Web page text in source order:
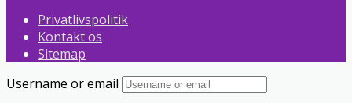
Privatlivspolitik
Kontakt os
Sitemap
Username or email